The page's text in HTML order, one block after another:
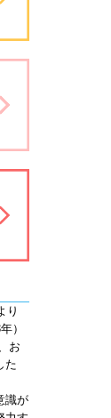
り
）
お
た
識が